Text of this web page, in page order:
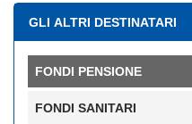
GLI ALTRI DESTINATARI
FONDI PENSIONE
FONDI SANITARI